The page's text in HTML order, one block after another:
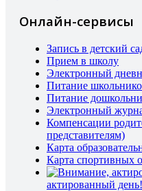
Онлайн-сервисы
Запись в детский
Прием в школу
Электронный
Питание
Питание
Электронный
Компенсации
представителям)
Карта
Карта спортивных
актированный день!